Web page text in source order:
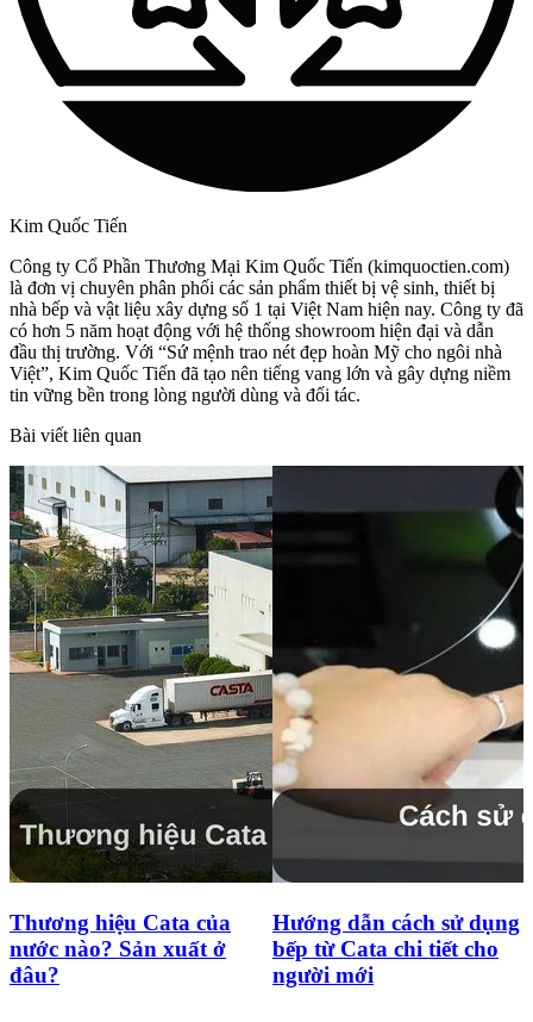
Kim Quốc Tiến
Công ty Cổ Phần Thương Mại Kim Quốc Tiến (kimquoctien.com)
là đơn vị chuyên phân phối các sản phẩm thiết bị vệ sinh, thiết bị
nhà bếp và vật liệu xây dựng số 1 tại Việt Nam hiện nay. Công ty đã
có hơn 5 năm hoạt động với hệ thống showroom hiện đại và dẫn
đầu thị trường. Với “Sứ mệnh trao nét đẹp hoàn Mỹ cho ngôi nhà
Việt”, Kim Quốc Tiến đã tạo nên tiếng vang lớn và gây dựng niềm
tin vững bền trong lòng người dùng và đối tác.
Bài viết liên quan
Hướng dẫn cách sử dụng
bếp từ Cata chi tiết cho
người mới
Bếp từ báo lỗi E1:
Nguyên nhân và cách
khắc phục hiệu quả